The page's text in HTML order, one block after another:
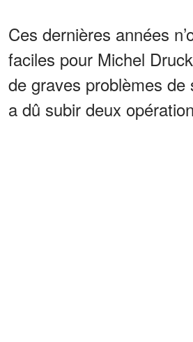
Ces dernières années
faciles pour Michel
de graves problèmes de
a dû subir deux